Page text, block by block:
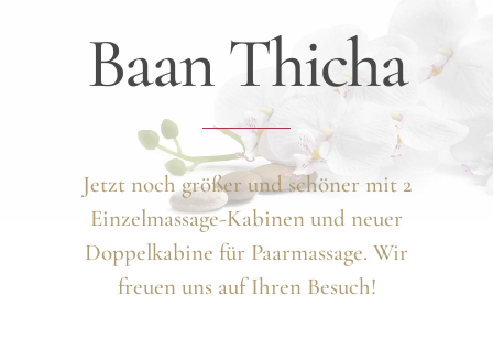
Öffnungszeiten
Baan Thicha
Jetzt noch größer und schöner mit 2
Einzelmassage-Kabinen und neuer
Doppelkabine für Paarmassage. Wir
freuen uns auf Ihren Besuch!